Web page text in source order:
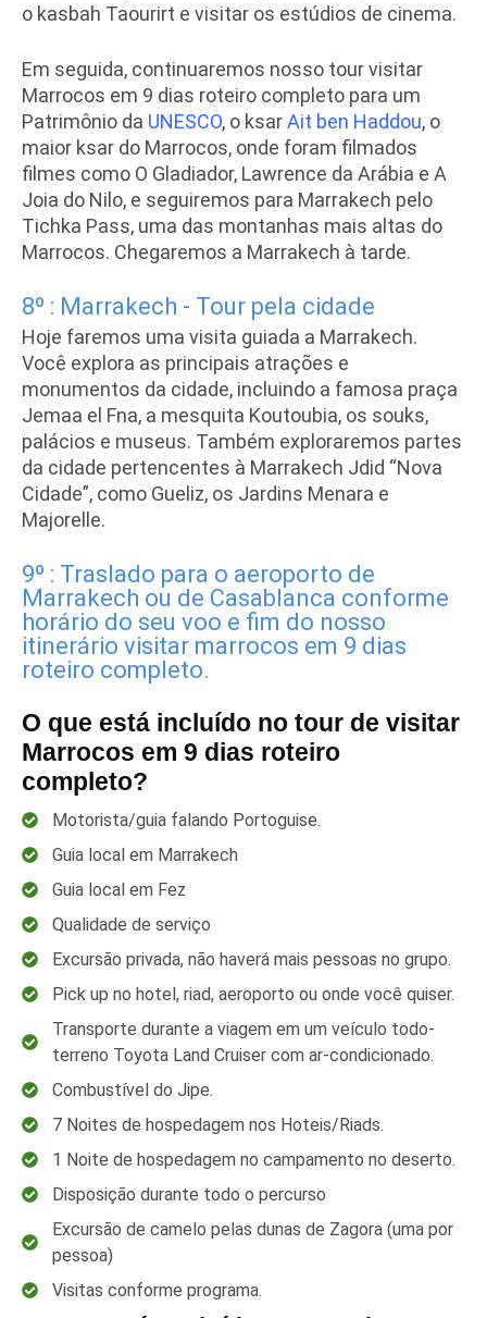
o kasbah Taourirt e visitar os estúdios de cinema.
Em seguida, continuaremos nosso tourvisitar
Marrocos em 9 dias roteiro completo para um
Patrimônio da UNESCO, o ksarAit ben Haddou, o
maior ksar do Marrocos, onde foram filmados
filmes como O Gladiador, Lawrence da Arábia e A
Joia do Nilo, e seguiremos para Marrakech pelo
Tichka Pass, uma das montanhas mais altas do
Marrocos. Chegaremos a Marrakech à tarde.
8º : Marrakech - Tour pela cidade
Hoje faremos uma visita guiada a Marrakech.
Você explora as principais atrações e
monumentos da cidade, incluindo a famosa praça
Jemaa el Fna, a mesquita Koutoubia, os souks,
palácios e museus. Também exploraremos partes
da cidade pertencentes à Marrakech Jdid “Nova
Cidade”, como Gueliz, os Jardins Menara e
Majorelle.
9º : Traslado para o aeroporto de
Marrakech ou de Casablanca conforme
horário do seu voo e fim do nosso
itinerário visitar marrocos em 9 dias
roteiro completo.
O que está incluído no tour de visitar
Marrocos em 9 dias roteiro
completo?
Motorista/guia falando Portoguise.
Guia local em Marrakech
Guia local em Fez
Qualidade de serviço
Excursão privada, não haverá mais pessoas no grupo.
Pick up no hotel, riad, aeroporto ou onde você quiser.
Transporte durante a viagem em um veículo todo-
terreno Toyota Land Cruiser com ar-condicionado.
Combustível do Jipe.
7 Noites de hospedagem nos Hoteis/Riads.
1 Noite de hospedagem no campamento no deserto.
Disposição durante todo o percurso
Excursão de camelo pelas dunas de Zagora (uma por
pessoa)
Visitas conforme programa.